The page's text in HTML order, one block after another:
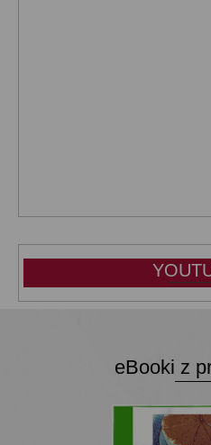
eBooki z